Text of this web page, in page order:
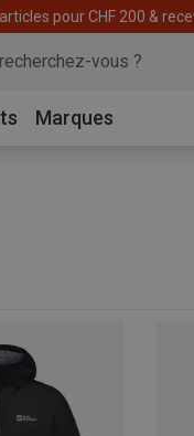
pour CHF 200 &
Marques